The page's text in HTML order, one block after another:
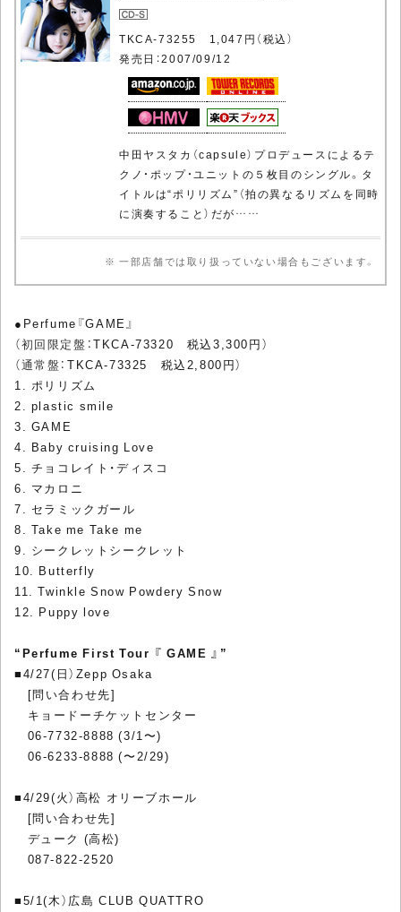
TKCA-73255 1,047円（税込）
発売日：2007/09/12
中田ヤスタカ（capsule）プロデュースによるテ
クノ・ポップ・ユニットの５枚目のシングル。タ
イトルは“ポリリズム”（拍の異なるリズムを同時
に演奏すること）だが……
※ 一部店舗では取り扱っていない場合もございます。
●Perfume『GAME』
（初回限定盤 ：TKCA-73320 税込3,300円）
（通常盤：TKCA-73325 税込2,800円）
1. ポリリズム
2. plastic smile
3. GAME
4. Baby cruising Love
5. チョコレイト・ディスコ
6. マカロニ
7. セラミックガール
8. Take me Take me
9. シークレットシークレット
10. Butterfly
11. Twinkle Snow Powdery Snow
12. Puppy love
“Perfume First Tour 『 GAME 』”
■4/27(日）Zepp Osaka
[問い合わせ先]
キョードーチケットセンター
06-7732-8888 (3/1〜)
06-6233-8888 (〜2/29)
■4/29(火）高松 オリーブホール
[問い合わせ先]
デューク (高松)
087-822-2520
■5/1(木）広島 CLUB QUATTRO